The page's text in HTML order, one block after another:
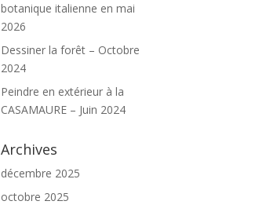
botanique italienne en mai
2026
Dessiner la forêt – Octobre
2024
Peindre en extérieur à la
CASAMAURE – Juin 2024
Archives
décembre 2025
octobre 2025